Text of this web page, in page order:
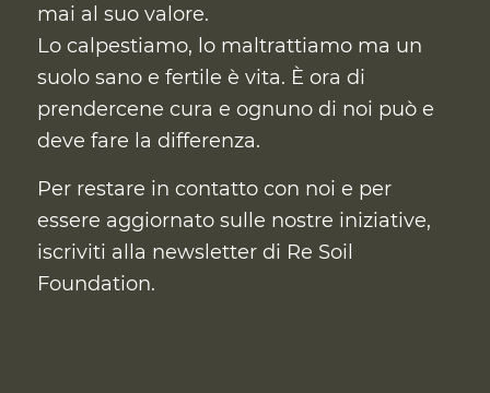
mai al suo valore.
Lo calpestiamo, lo maltrattiamo ma un
suolo sano e fertile è vita. È ora di
prendercene cura e ognuno di noi può e
deve fare la differenza.
Per restare in contatto con noi e per
essere aggiornato sulle nostre iniziative,
iscriviti alla newsletter di Re Soil
Foundation.